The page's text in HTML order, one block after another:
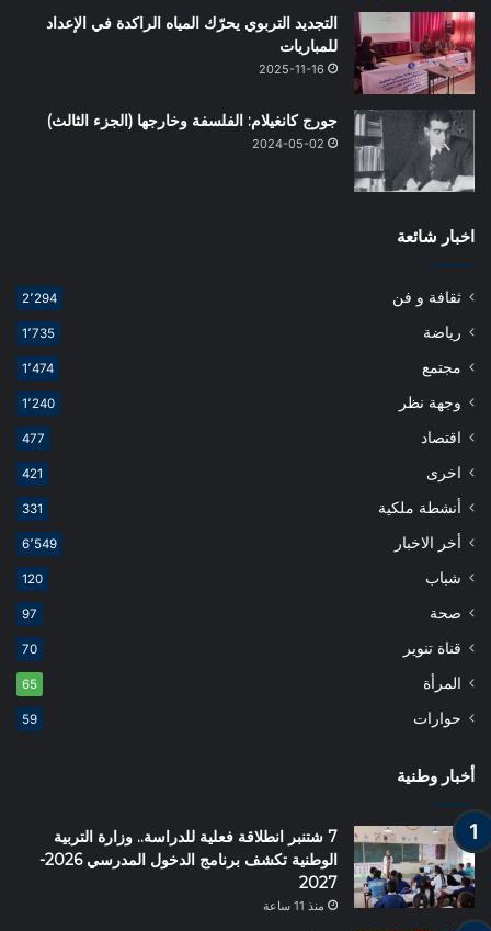
التجديد التربوي يحرّك المياه الراكدة في الإعداد
للمباريات
2025-11-16
جورج كانغيلام: الفلسفة وخارجها (الجزء الثالث)
2024-05-02
اخبار شائعة
ثقافة و فن 2٬294
رياضة 1٬735
مجتمع 1٬474
وجهة نظر 1٬240
اقتصاد 477
اخرى 421
أنشطة ملكية 331
أخر الاخبار 6٬549
شباب 120
صحة 97
قناة تنوير 70
المرأة 65
حوارات 59
أخبار وطنية
7 شتنبر انطلاقة فعلية للدراسة.. وزارة التربية
الوطنية تكشف برنامج الدخول المدرسي 2026-
2027
منذ 11 ساعة